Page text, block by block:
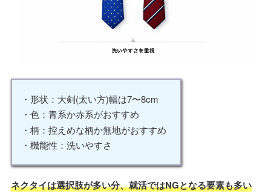
・形状：大剣(太い方)幅は7〜8cm
・色：青系か赤系がおすすめ
・柄：控えめな柄か無地がおすすめ
・機能性：洗いやすさ
ネクタイは選択肢が多い分、就活ではNGとなる要素も多い